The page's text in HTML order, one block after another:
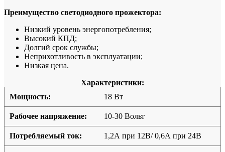
Преимущество светодиодного прожектора:
Низкий уровень энергопотребления;
Высокий КПД;
Долгий срок службы;
Неприхотливость в эксплуатации;
Низкая цена.
Характеристики:
Мощность:
18 Вт
Рабочее напряжение: 10-30 Вольт
Потребляемый ток: 1,2А при 12В/ 0,6А при 24В